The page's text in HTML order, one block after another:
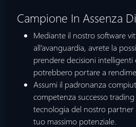
Campione In Assenza
Mediante il nostro software
all’avanguardia, avrete la
prendere decisioni
potrebbero portare a
Assumi il padronanza
competenza successo
tecnologia del nostro partner
tuo massimo potenziale.